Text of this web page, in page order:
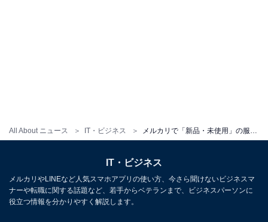
All About ニュース IT・ビジネス
て！ となるのは仕方ないと思います。でも、出品するほ
をよく確認するとトラブルを防ぐことができそうです。
IT・ビジネス
メルカリやLINEなど人気スマホアプリの使い方、今さら聞けないビジネスマ
ナーや転職に関する話題など、若手からベテランまで、ビジネスパーソンに
役立つ情報を分かりやすく解説します。